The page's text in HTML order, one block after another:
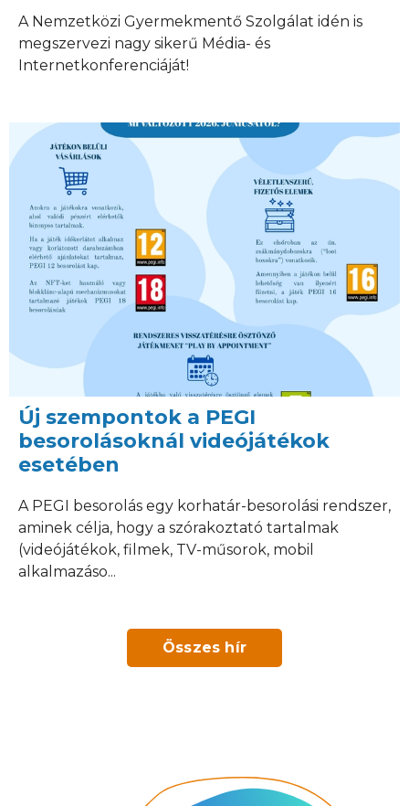
A Nemzetközi Gyermekmentő Szolgálat idén is
megszervezi nagy sikerű Média- és
Internetkonferenciáját!
Új szempontok a PEGI
besorolásoknál videójátékok
esetében
A PEGI besorolás egy korhatár-besorolási rendszer,
aminek célja, hogy a szórakoztató tartalmak
(videójátékok, filmek, TV-műsorok, mobil
alkalmazáso...
Összes hír